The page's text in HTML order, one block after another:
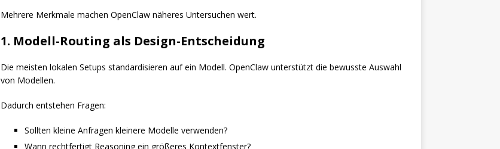
Mehrere Merkmale machen OpenClaw näheres Untersuchen wert.
1. Modell-Routing als Design-Entscheidung
Die meisten lokalen Setups standardisieren auf ein Modell. OpenClaw unterstützt die bewusste Auswahl
von Modellen.
Dadurch entstehen Fragen:
Sollten kleine Anfragen kleinere Modelle verwenden?
Wann rechtfertigt Reasoning ein größeres Kontextfenster?